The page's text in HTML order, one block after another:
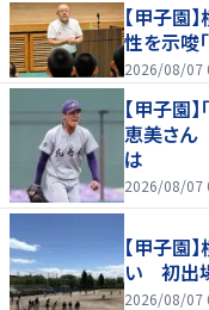
【甲子園
性を示唆
2026/08/07
【甲子園
恵美さん
は
2026/08/07
【甲子園
い 初出
2026/08/07